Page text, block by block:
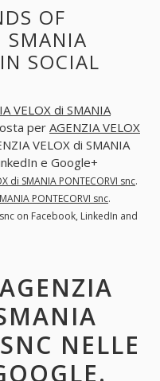
OF
SMANIA
SOCIAL
VELOX di SMANIA
per AGENZIA VELOX
VELOX di SMANIA
e Google+
di SMANIA PONTECORVI snc.
PONTECORVI snc.
snc on Facebook, LinkedIn and
NELLE